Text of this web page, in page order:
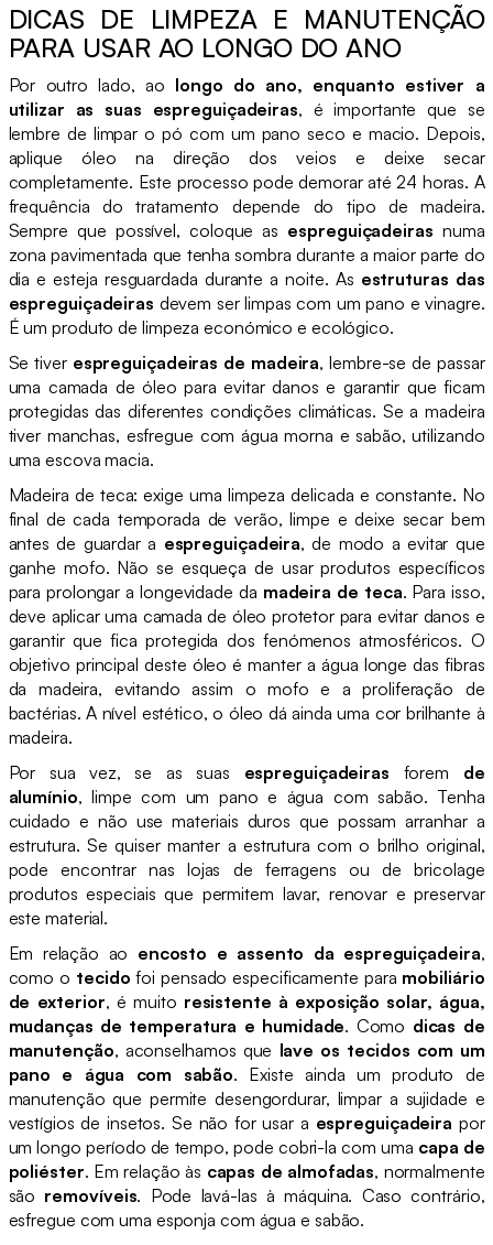
DICAS DE LIMPEZA E MANUTENÇÃO
PARA USAR AO LONGO DO ANO
Por outro lado, ao longo do ano, enquanto estiver a
utilizar as suas espreguiçadeiras, é importante que se
lembre de limpar o pó com um pano seco e macio. Depois,
aplique óleo na direção dos veios e deixe secar
completamente. Este processo pode demorar até 24 horas. A
frequência do tratamento depende do tipo de madeira.
Sempre que possível, coloque as espreguiçadeiras numa
zona pavimentada que tenha sombra durante a maior parte do
dia e esteja resguardada durante a noite. As estruturas das
espreguiçadeiras devem ser limpas com um pano e vinagre.
É um produto de limpeza económico e ecológico.
Se tiver espreguiçadeiras de madeira, lembre-se de passar
uma camada de óleo para evitar danos e garantir que ficam
protegidas das diferentes condições climáticas. Se a madeira
tiver manchas, esfregue com água morna e sabão, utilizando
uma escova macia.
Madeira de teca: exige uma limpeza delicada e constante. No
final de cada temporada de verão, limpe e deixe secar bem
antes de guardar a espreguiçadeira, de modo a evitar que
ganhe mofo. Não se esqueça de usar produtos específicos
para prolongar a longevidade da madeira de teca. Para isso,
deve aplicar uma camada de óleo protetor para evitar danos e
garantir que fica protegida dos fenómenos atmosféricos. O
objetivo principal deste óleo é manter a água longe das fibras
da madeira, evitando assim o mofo e a proliferação de
bactérias. A nível estético, o óleo dá ainda uma cor brilhante à
madeira.
Por sua vez, se as suas espreguiçadeiras forem de
alumínio, limpe com um pano e água com sabão. Tenha
cuidado e não use materiais duros que possam arranhar a
estrutura. Se quiser manter a estrutura com o brilho original,
pode encontrar nas lojas de ferragens ou de bricolage
produtos especiais que permitem lavar, renovar e preservar
este material.
Em relação ao encosto e assento da espreguiçadeira,
como o tecido foi pensado especificamente para mobiliário
de exterior, é muito resistente à exposição solar, água,
mudanças de temperatura e humidade. Como dicas de
manutenção, aconselhamos que lave os tecidos com um
pano e água com sabão. Existe ainda um produto de
manutenção que permite desengordurar, limpar a sujidade e
vestígios de insetos. Se não for usar a espreguiçadeira por
um longo período de tempo, pode cobri-la com uma capa de
poliéster. Em relação às capas de almofadas, normalmente
são removíveis. Pode lavá-las à máquina. Caso contrário,
esfregue com uma esponja com água e sabão.